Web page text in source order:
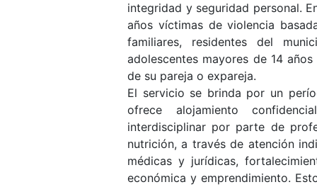
integridad y seguridad personal.
años víctimas de violencia
familiares, residentes del
adolescentes mayores de 14
de su pareja o expareja.
El servicio se brinda por un
ofrece alojamiento
interdisciplinar por parte de
nutrición, a través de atención
médicas y jurídicas,
económica y emprendimiento.